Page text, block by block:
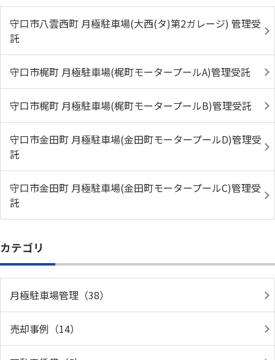
守口市八雲西町 月極駐車場(大西(タ)第2ガレージ) 管理受
託
守口市梶町 月極駐車場(梶町モータープールA)管理受託
守口市梶町 月極駐車場(梶町モータープールB)管理受託
守口市金田町 月極駐車場(金田町モータープールD)管理受
託
守口市金田町 月極駐車場(金田町モータープールC)管理受
託
カテゴリ
月極駐車場管理（38）
売却事例（14）